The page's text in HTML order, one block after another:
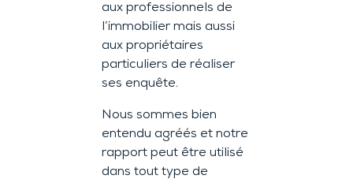
aux professionnels de
l’immobilier mais aussi
aux propriétaires
particuliers de réaliser
ses enquête.
Nous sommes bien
entendu agréés et notre
rapport peut être utilisé
dans tout type de